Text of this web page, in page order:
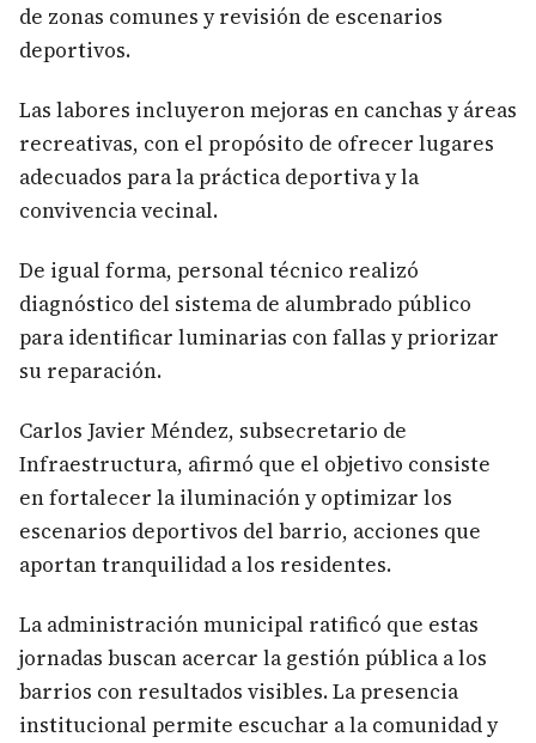
de zonas comunes y revisión de escenarios
deportivos.
Las labores incluyeron mejoras en canchas y áreas
recreativas, con el propósito de ofrecer lugares
adecuados para la práctica deportiva y la
convivencia vecinal.
De igual forma, personal técnico realizó
diagnóstico del sistema de alumbrado público
para identificar luminarias con fallas y priorizar
su reparación.
Carlos Javier Méndez, subsecretario de
Infraestructura, afirmó que el objetivo consiste
en fortalecer la iluminación y optimizar los
escenarios deportivos del barrio, acciones que
aportan tranquilidad a los residentes.
La administración municipal ratificó que estas
jornadas buscan acercar la gestión pública a los
barrios con resultados visibles. La presencia
institucional permite escuchar a la comunidad y